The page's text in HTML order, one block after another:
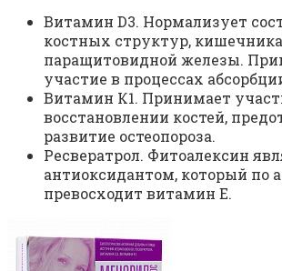
Витамин D3. Нормализует
костных структур,
паращитовидной железы.
участие в процессах
Витамин К1. Принимает
восстановлении костей,
развитие остеопороза.
Ресвератрол. Фитоалексин
антиоксидантом, который по
превосходит витамин Е.